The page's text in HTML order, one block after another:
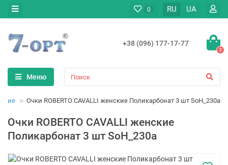
0 RU UA
+38 (096) 177-17-77
0
Меню
Очки ROBERTO CAVALLI женские Поликарбонат 3 шт SoH_230a
Очки ROBERTO CAVALLI женские
Поликарбонат 3 шт SoH_230a